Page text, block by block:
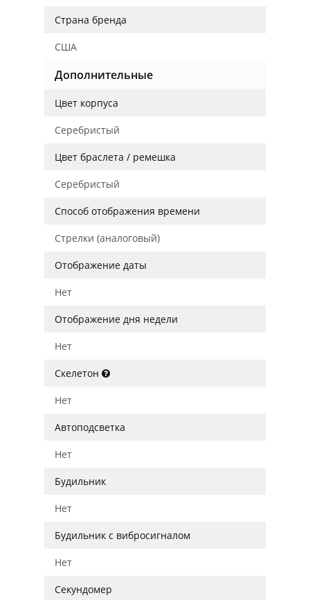
Страна бренда
США
Дополнительные
Цвет корпуса
Серебристый
Цвет браслета / ремешка
Серебристый
Способ отображения времени
Стрелки (аналоговый)
Отображение даты
Нет
Отображение дня недели
Нет
Скелетон
Нет
Автоподсветка
Нет
Будильник
Нет
Будильник с вибросигналом
Нет
Секундомер